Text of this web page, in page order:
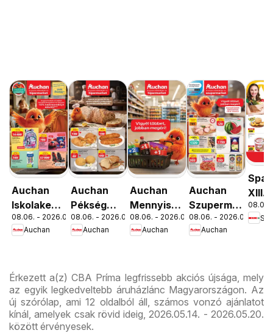
Auchan
Iskolakezdés
ajánlatok
08.06. - 2026.08.19.
Auchan
Auchan
Pékség
ajánlataink
08.06. - 2026.08.12.
Auchan
Auchan
Mennyiségi
kedvezmény
ajánlataink
08.06. - 2026.08.19.
Auchan
Auchan
Szupermarket
akciós
újság
08.06. - 2026.08.12.
Auchan
Spar
XIII.
út
08.06.
Érkezett a(z) CBA Príma legfrissebb akciós újsága, mely
az egyik legkedveltebb áruházlánc Magyarországon. Az
új szórólap, ami 12 oldalból áll, számos vonzó ajánlatot
kínál, amelyek csak rövid ideig, 2026.05.14. - 2026.05.20.
között érvényesek.